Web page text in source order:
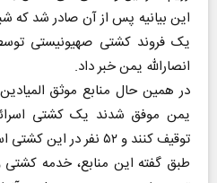
این بیانیه پس از آن صادر شد که
یک فروند کشتی صهیونیستی
انصارالله یمن خبر داد.
در همین حال منابع موثق
یمن موفق شدند یک کشتی
توقیف کنند و ۵۲ نفر در این کشتی اسرائیلی بازداشت شدند.
طبق گفته این منابع، خدمه